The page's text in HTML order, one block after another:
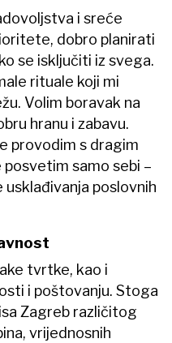
i sreće
dobro planirati
se isključiti iz svega.
rituale koji mi
Volim boravak na
hranu i zabavu.
provodim s dragim
posvetim samo sebi –
poslovnih
tvrtke, kao i
i poštovanju. Stoga
Zagreb različitog
vrijednosnih